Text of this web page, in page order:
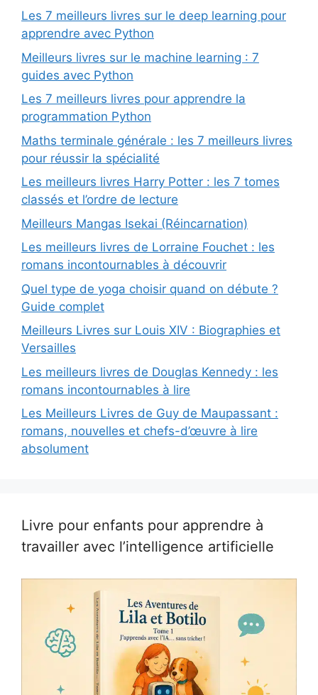
Les 7 meilleurs livres sur le deep learning pour
apprendre avec Python
Meilleurs livres sur le machine learning : 7
guides avec Python
Les 7 meilleurs livres pour apprendre la
programmation Python
Maths terminale générale : les 7 meilleurs livres
pour réussir la spécialité
Les meilleurs livres Harry Potter : les 7 tomes
classés et l’ordre de lecture
Meilleurs Mangas Isekai (Réincarnation)
Les meilleurs livres de Lorraine Fouchet : les
romans incontournables à découvrir
Quel type de yoga choisir quand on débute ?
Guide complet
Meilleurs Livres sur Louis XIV : Biographies et
Versailles
Les meilleurs livres de Douglas Kennedy : les
romans incontournables à lire
Les Meilleurs Livres de Guy de Maupassant :
romans, nouvelles et chefs-d’œuvre à lire
absolument
Livre pour enfants pour apprendre à
travailler avec l’intelligence artificielle